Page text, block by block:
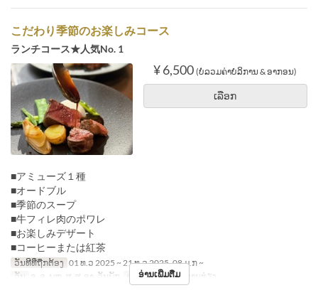
こだわり季節のお楽しみコース
ランチコース★人気No. 1
¥ 6,500 (ບໍ່ລວມຄ່າບໍລິການ & ອາກອນ)
ເລືອກ
■アミューズ１種
■オードブル
■季節のスープ
■牛フィレ肉のポワレ
■お楽しみデザート
■コーヒーまたは紅茶
ວັນທີທີ່ຖືກຕ້ອງ 01 ທ.ວ 2025 ~ 21 ທ.ວ 2025, 08 ມ.ກ ~
ວັນ
ຈ, ອ, ພຫ, ສູ, ສ, ອາ, ວັນພັກ ຄາບອາຫານ ອາຫານທ່ຽງ
ອ່ານເພີ່ມຕື່ມ